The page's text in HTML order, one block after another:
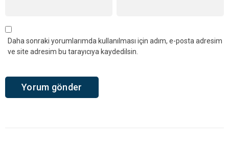
Daha sonraki yorumlarımda kullanılması için adım, e-posta adresim
ve site adresim bu tarayıcıya kaydedilsin.